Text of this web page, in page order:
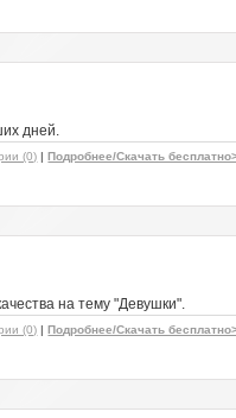
дней.
(0) |Подробнее/Скачать
на тему "Девушки".
(0) |Подробнее/Скачать